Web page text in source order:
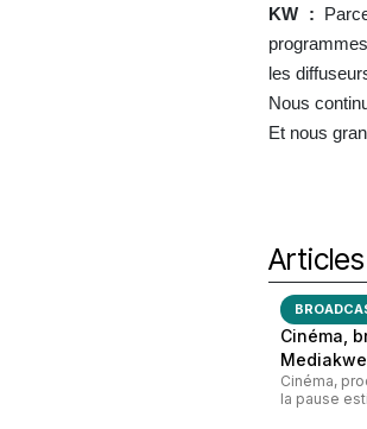
KW :
les
Nous
Et nous
Cinéma,
Cinéma,
la pause